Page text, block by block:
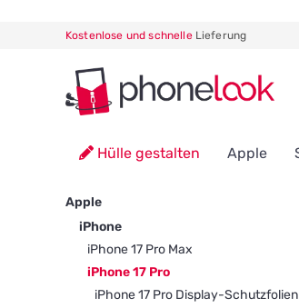
Kostenlose und schnelleLieferung
Hülle gestalten Apple
Apple
iPhone
iPhone 17 Pro Max
iPhone 17 Pro
iPhone 17 Pro Display-Schutzfolien